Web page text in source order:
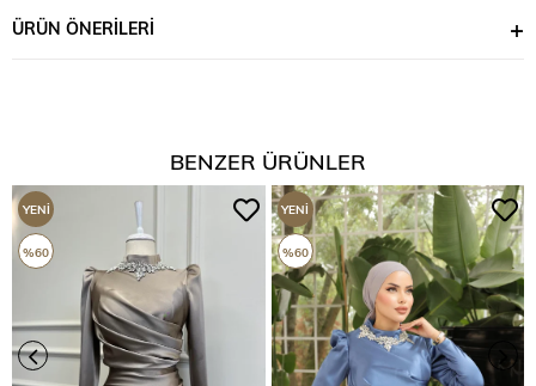
ÜRÜN ÖNERILERI
BENZER ÜRÜNLER
YENI
ÜRÜN
%60
YENI
ÜRÜN
%60